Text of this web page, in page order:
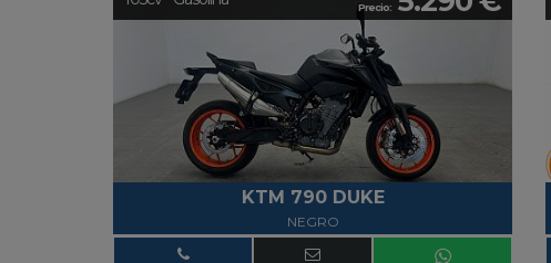
Precio:
KTM 790 DUKE
NEGRO